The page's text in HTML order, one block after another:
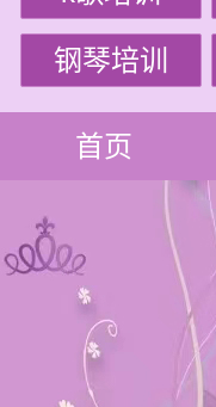
钢琴培训
首页